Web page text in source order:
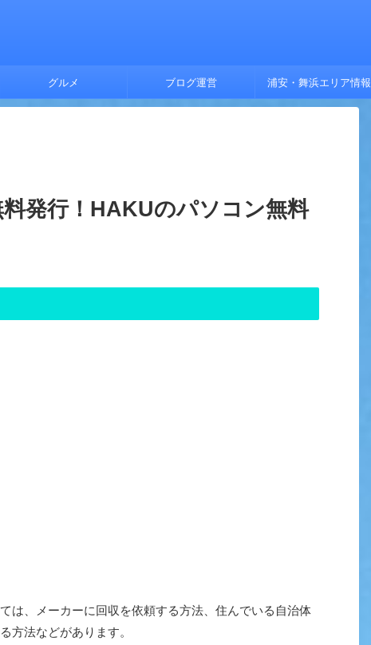
グルメ ブログ運営 浦安・舞浜エリア情報
発行！HAKUのパソコン無料
は、メーカーに回収を依頼する方法、住んでいる自治体
方法などがあります。